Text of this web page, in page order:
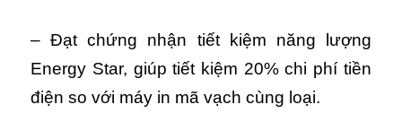
– Đạt chứng nhận tiết kiệm năng lượng
Energy Star, giúp tiết kiệm 20% chi phí tiền
điện so với máy in mã vạch cùng loại.